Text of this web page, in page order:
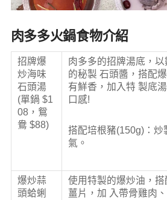
肉多多火鍋食物介紹
招牌爆
炒海味
石頭湯
(單鍋 $1
08，鴛
鴦 $88)
肉多多的招牌湯底，
的秘製 石頭醬，搭配
有鮮香，加入特 製底
口感!
搭配培根豬(150g)：炒
氣。
爆炒蒜
頭蛤蜊
使用特製的爆炒油，
薑片，加 入帶骨雞肉